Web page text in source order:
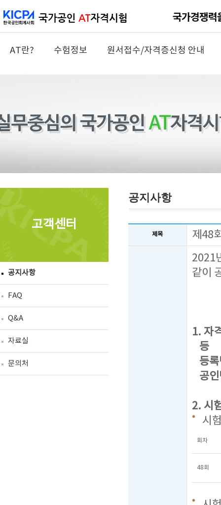
AT란? 수험정보 원서접수/자격증신청 안내
고객센터
공지사항
FAQ
Q&A
자료실
문의처
공지사항
제목 제48
2021
같이
1. 자
등
등
공인
2. 시
시
회차
48회